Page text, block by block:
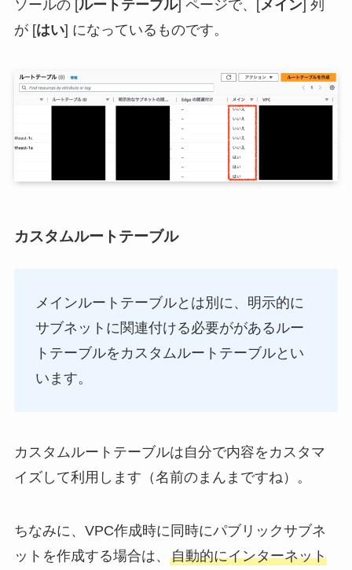
ソールの [ルートテーブル] ページで、[メイン] 列
が [はい] になっているものです。
カスタムルートテーブル
メインルートテーブルとは別に、明示的に
サブネットに関連付ける必要ががあるルー
トテーブルをカスタムルートテーブルとい
います。
カスタムルートテーブルは自分で内容をカスタマ
イズして利用します（名前のまんまですね）。
ちなみに、VPC作成時に同時にパブリックサブネ
ットを作成する場合は、 自動的にインターネット